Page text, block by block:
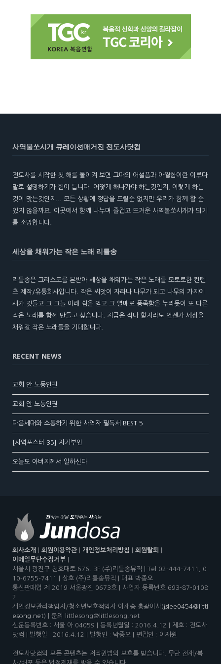
사역불쏘시개 큐레이션매거진 전도사닷컴
전도사를 시작한 첫 해를 돌이켜 보면 그때의 어설픔과 아찔함이란 이루다
말로 설명하기가 힘이 듭니다. 어떻게 해나가야 하는것인지, 이렇게 하는
것이 맞는것인지... 모든 상황에 정답을 드릴순 없지만 우리가 함께 할 순
있지 않을까요. 이곳에서 함께 나누며 즐겁고 뜨거운 사역불쏘시개가 되기
를 소망합니다.
세상을 채워가는 작은 노래 리틀송
리틀송은 그리스도를 본받아 세상을 채워가는 작은 노래를 모토로한 컨텐
츠 제작/유통회사입니다. 작은 씨앗이 자라나 나무가 되고 나무의 가지에
새가 깃들고 그 그늘 아래 쉼을 얻고 그 열매로 풍족함을 누리듯이 또 다른
작은 노래를 함께 만들고 싶습니다. 지금은 작다 할지라도 언젠가 세상을
채워갈 작은 노래들을 기대합니다.
RECENT NEWS
교회 안 노동인권
교회 안 노동인권
다음세대와 소통하기 위한 사역자 필독서 BEST 5
[사역포스터 35] 자기부인
오늘도 아버지께서 일하신다
회사소개 회원이용약관| 개인정보처리방침 회원탈퇴
이메일무단수집거부
서울시 광진구 천호대로 676. 3F (주)리틀송뮤직 | Tel 02-444-7411, 0
10-6755-7411 | 상호 (주)리틀송뮤직 | 대표 박종오
통신판매업 제 2019 서울광진 0673호 | 사업자 등록번호 693-87-0108
2
개인정보관리책임자/청소년보호책임자 이재승 총괄이사(jslee0454@littl
esong.net) | 문의 littlesong@littlesong.net
신문등록번호 : 서울 아 04059 | 등록년월일 : 2016.4.12 | 제호 : 전도사
닷컴 | 발행일 : 2016.4.12 | 발행인 : 박종오 | 편집인 : 이재원
전도사닷컴의 모든 콘텐츠는 저작권법의 보호를 받습니다. 무단 전재/복